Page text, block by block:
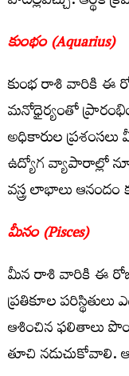
కుంభం (Aquarius)
కుంభ రాశి వారికి ఈ
మనోధైర్యంతో
అధికారుల
ఉద్యోగ వ్యాపారాల్లో
వస్త్ర లాభాలు
మీనం (Pisces)
మీన రాశి వారికి ఈ
ప్రతికూల పరిస్థితులు
ఆశించిన ఫలితాలు
తూచి నడుచుకోవాలి.